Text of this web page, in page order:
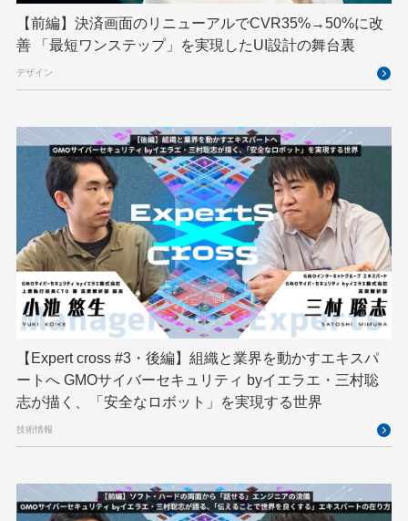
アドベントカレンダー
インターンシップ インハウス お名前.com
クリエイターインタビュー
サイバーセキュリティ サマーインターン スクラム
スパム対策 スペシャリスト セキュリティ
ソフトウェアサプライチェーン チームビルディング
デザイン ネットのセキュリティもGMO
ハーネスエンジニアリング バックエンド
ヒューマノイド ヒューマノイドロボット
プログラミング教育
ブロックチェーン フロントエンド ペアリング暗号
ゆめみらいワーク リモートワーク
レンタルサーバー
人工知能 人工知能学会 国際ロボット展
【前編】決済画面のリニューアルでCVR35%→50%に改
善 「最短ワンステップ」を実現したUI設計の舞台裏
デザイン
【Expert cross #3・後編】組織と業界を動かすエキスパ
ートへ GMOサイバーセキュリティ byイエラエ・三村聡
志が描く、「安全なロボット」を実現する世界
技術情報